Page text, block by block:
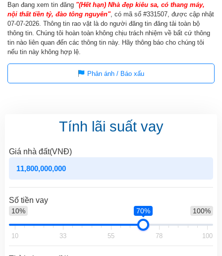
Bạn đang xem tin đăng "(Hết hạn) Nhà đẹp kiêu sa, có thang máy,
nội thất tiền tỷ, đào tông nguyên", có mã số #331507, được cập nhật
07-07-2026 . Thông tin rao vặt là do người đăng tin đăng tải toàn bộ
thông tin. Chúng tôi hoàn toàn không chịu trách nhiệm về bất cứ thông
tin nào liên quan đến các thông tin này. Hãy thông báo cho chúng tôi
nếu tin này không hợp lệ.
Phản ánh / Báo xấu
Tính lãi suất vay
Giá nhà đất(VNĐ)
Số tiền vay
10% 100%
70%
10 33 55 78 100